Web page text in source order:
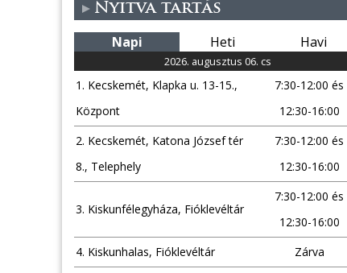
hely
Nyitva tartás
Napi Heti Havi
2026. augusztus 06. cs
1. Kecskemét, Klapka u. 13-15.,
Központ
7:30-12:00 és
12:30-16:00
2. Kecskemét, Katona József tér
8., Telephely
7:30-12:00 és
12:30-16:00
3. Kiskunfélegyháza, Fióklevéltár
7:30-12:00 és
12:30-16:00
4. Kiskunhalas, Fióklevéltár
Zárva